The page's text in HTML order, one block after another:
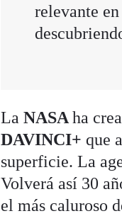
relevante
La NASA ha
DAVINCI+ que
superficie. La
Volverá así 30
el más caluroso